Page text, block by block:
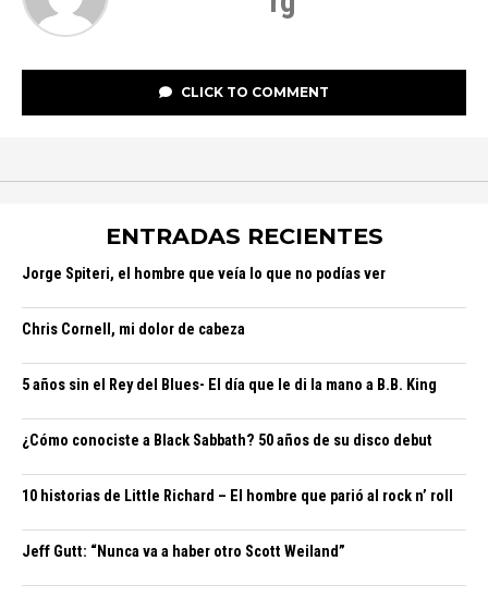
CLICK TO COMMENT
ENTRADAS RECIENTES
Jorge Spiteri, el hombre que veía lo que no podías ver
Chris Cornell, mi dolor de cabeza
5 años sin el Rey del Blues- El día que le di la mano a B.B. King
¿Cómo conociste a Black Sabbath? 50 años de su disco debut
10 historias de Little Richard – El hombre que parió al rock n’ roll
Jeff Gutt: “Nunca va a haber otro Scott Weiland”